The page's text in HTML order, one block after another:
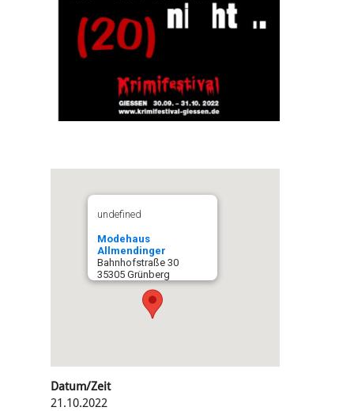
undefined
Modehaus
Allmendinger
Bahnhofstraße 30
35305 Grünberg
Datum/Zeit
21.10.2022